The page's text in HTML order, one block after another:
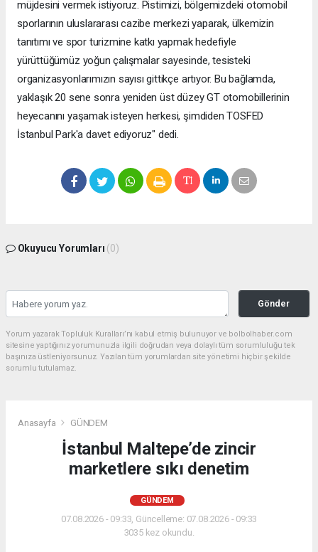
müjdesini vermek istiyoruz. Pistimizi, bölgemizdeki otomobil
sporlarının uluslararası cazibe merkezi yaparak, ülkemizin
tanıtımı ve spor turizmine katkı yapmak hedefiyle
yürüttüğümüz yoğun çalışmalar sayesinde, tesisteki
organizasyonlarımızın sayısı gittikçe artıyor. Bu bağlamda,
yaklaşık 20 sene sonra yeniden üst düzey GT otomobillerinin
heyecanını yaşamak isteyen herkesi, şimdiden TOSFED
İstanbul Park'a davet ediyoruz" dedi.
Okuyucu Yorumları (0)
Gönder
Yorum yazarak Topluluk Kuralları’nı kabul etmiş bulunuyor ve bolbolhaber.com
sitesine yaptığınız yorumunuzla ilgili doğrudan veya dolaylı tüm sorumluluğu tek
başınıza üstleniyorsunuz. Yazılan tüm yorumlardan site yönetimi hiçbir şekilde
sorumlu tutulamaz.
Anasayfa GÜNDEM
İstanbul Maltepe’de zincir
marketlere sıkı denetim
GÜNDEM
07.08.2026 - 09:33, Güncelleme: 07.08.2026 - 09:33
3035 kez okundu.